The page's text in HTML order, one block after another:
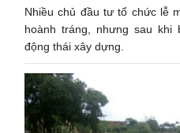
Nhiều chủ đầu tư tổ chức lễ
hoành tráng, nhưng sau
động thái xây dựng.